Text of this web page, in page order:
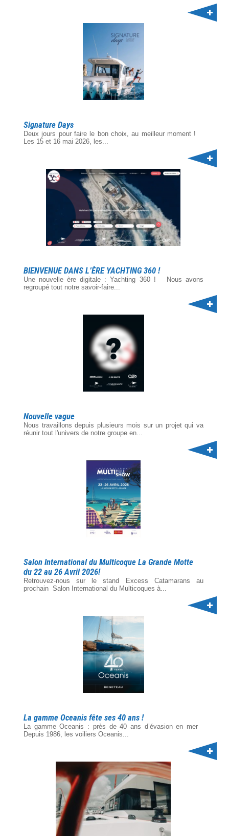
Signature Days
Deux jours pour faire le bon choix, au meilleur moment !
Les 15 et 16 mai 2026, les...
BIENVENUE DANS L’ÈRE YACHTING 360 !
Une nouvelle ère digitale : Yachting 360 ! Nous avons
regroupé tout notre savoir-faire...
Nouvelle vague
Nous travaillons depuis plusieurs mois sur un projet qui va
réunir tout l'univers de notre groupe en...
Salon International du Multicoque La Grande Motte
du 22 au 26 Avril 2026!
Retrouvez-nous sur le stand Excess Catamarans au
prochain Salon International du Multicoques à...
La gamme Oceanis fête ses 40 ans !
La gamme Oceanis : près de 40 ans d’évasion en mer
Depuis 1986, les voiliers Oceanis...